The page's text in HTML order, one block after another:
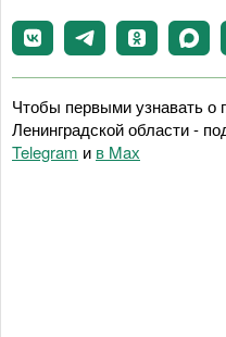
Чтобы первыми узнавать о
Ленинградской области -
Telegram и в Maх